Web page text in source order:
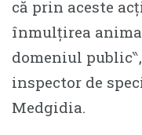
că prin aceste
înmulțirea
domeniul
inspector de
Medgidia.